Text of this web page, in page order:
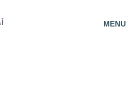
MENU